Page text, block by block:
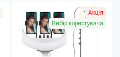
штатива:
мм
Диаметр кольца:9 см
Страна производитель:
Акція
Вибір користувача